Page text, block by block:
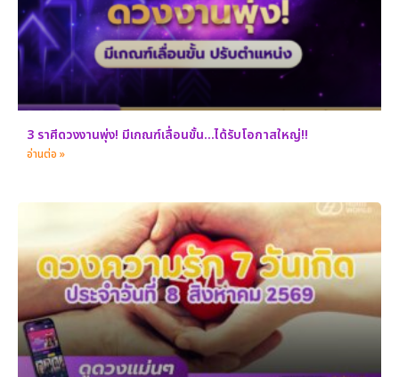
3 ราศีดวงงานพุ่ง! มีเกณฑ์เลื่อนขั้น…ได้รับโอกาสใหญ่!!
อ่านต่อ »